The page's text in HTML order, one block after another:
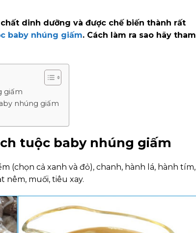
dinh dưỡng và được chế biến thành rất
baby nhúng giấm. Cách làm ra sao hãy tham
giấm
nhúng giấm
tuộc baby nhúng giấm
(chọn cả xanh và đỏ), chanh, hành lá, hành tím,
nêm, muối, tiêu xay.